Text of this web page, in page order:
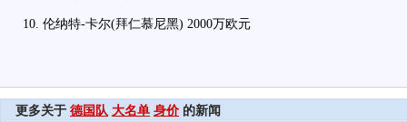
10. 伦纳特-卡尔(拜仁慕尼黑) 2000万欧元
更多关于 德国队 大名单 身价的新闻